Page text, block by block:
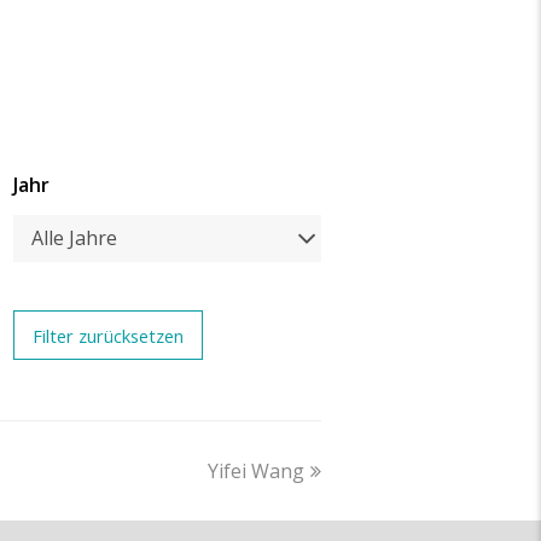
Jahr
Alle Jahre
next
Yifei Wang